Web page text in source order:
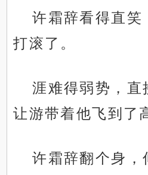
许霜辞看得直笑
打滚了。
涯难得弱势，直
让游带着他飞到了
许霜辞翻个身，